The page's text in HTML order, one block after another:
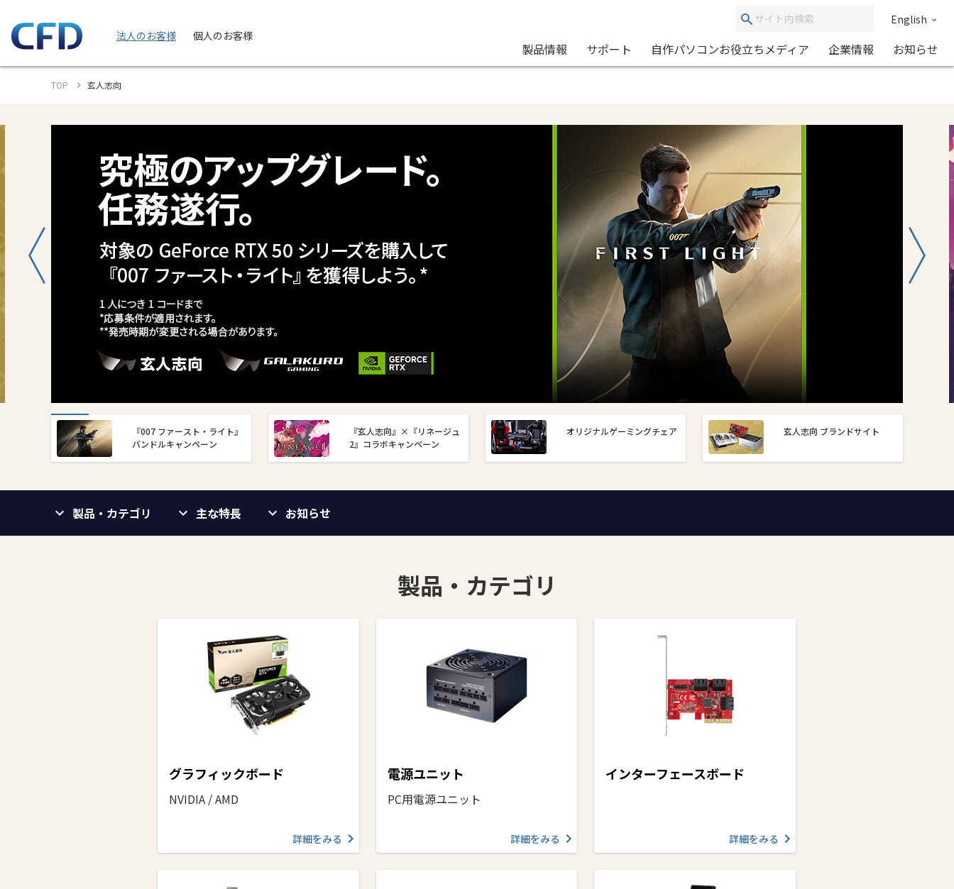
法人のお客様 個人のお客様
English
製品情報 サポート 自作パソコンお役立ちメディア 企業情報 お知らせ
TOP 玄人志向
『007 ファースト・ライト』
バンドルキャンペーン
『玄人志向』×『リネージュ
2』コラボキャンペーン
オリジナルゲーミングチェア 玄人志向 ブランドサイト
製品・カテゴリ 主な特長 お知らせ
製品・カテゴリ
グラフィックボード
NVIDIA / AMD
詳細をみる
電源ユニット
PC用電源ユニット
詳細をみる
インターフェースボード
詳細をみる